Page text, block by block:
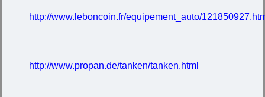
http://www.leboncoin.fr/equipement_auto/
http://www.propan.de/tanken/tanken.html